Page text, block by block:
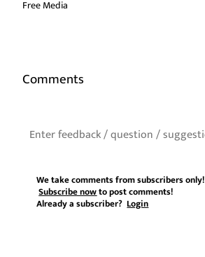
Free Media
Comments
We take comments from subscribers only!
Subscribe nowto post comments!
Already a subscriber?Login